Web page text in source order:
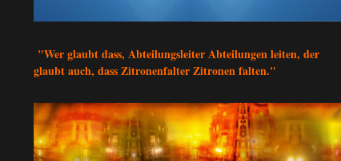
"Wer glaubt dass, Abteilungsleiter Abteilungen leiten, der
glaubt auch, dass Zitronenfalter Zitronen falten."